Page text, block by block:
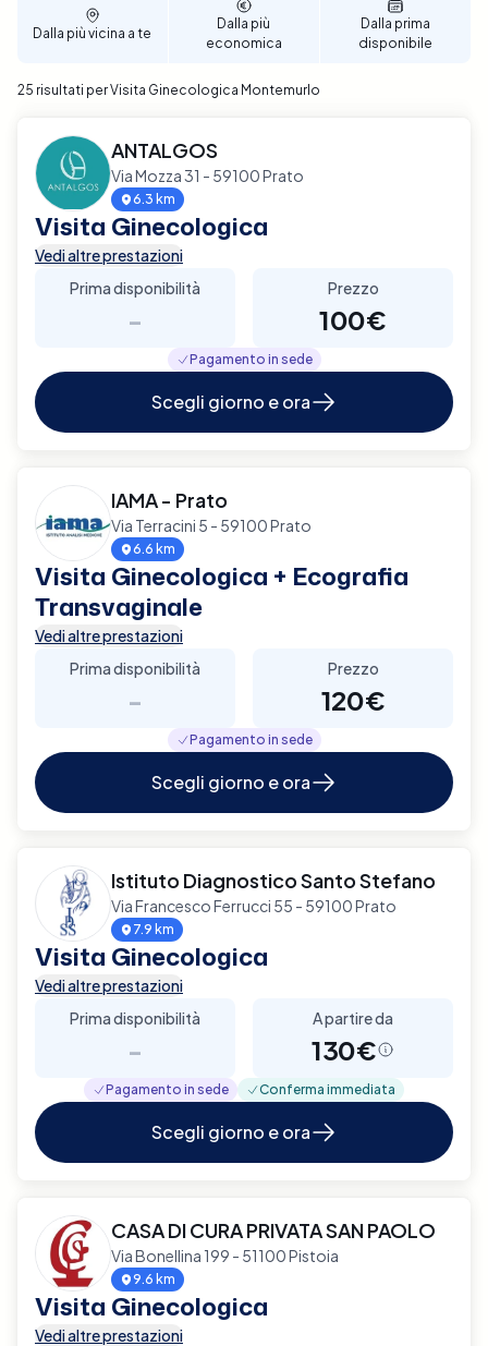
Dalla più vicina a te
Dalla più
economica
Dalla prima
disponibile
25 risultati per Visita Ginecologica Montemurlo
ANTALGOS
Via Mozza 31 - 59100 Prato
6.3 km
Visita Ginecologica
Vedi altre prestazioni
Prima disponibilità
-
Prezzo
100€
Pagamento in sede
Scegli giorno e ora
IAMA - Prato
Via Terracini 5 - 59100 Prato
6.6 km
Visita Ginecologica + Ecografia
Transvaginale
Vedi altre prestazioni
Prima disponibilità
-
Prezzo
120€
Pagamento in sede
Scegli giorno e ora
Istituto Diagnostico Santo Stefano
Via Francesco Ferrucci 55 - 59100 Prato
7.9 km
Visita Ginecologica
Vedi altre prestazioni
Prima disponibilità
-
A partire da
130€
Pagamento in sede Conferma immediata
Scegli giorno e ora
CASA DI CURA PRIVATA SAN PAOLO
Via Bonellina 199 - 51100 Pistoia
9.6 km
Visita Ginecologica
Vedi altre prestazioni